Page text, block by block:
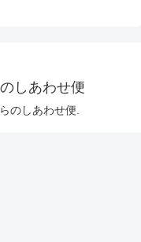
しあわせ便
のしあわせ便.